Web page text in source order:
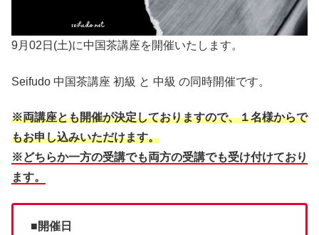
9月02日(土)に中国茶講座を開催いたします。
Seifudo 中国茶講座 初級 と 中級 の同時開催です。
※両講座とも開催が決定しておりますので、１名様からで
もお申し込みいただけます。
※どちらか一方の受講でも両方の受講でも受け付けており
ます。
■開催日